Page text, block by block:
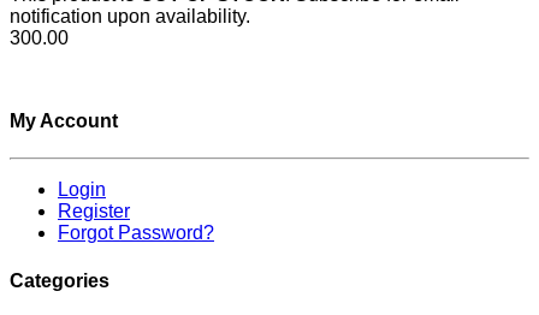
notification upon availability.
300.00
My Account
Login
Register
Forgot Password?
Categories